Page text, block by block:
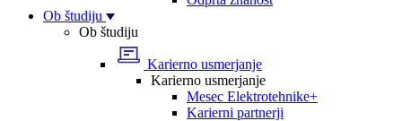
Ob študiju
Ob študiju
Karierno usmerjanje
Karierno usmerjanje
Mesec Elektrotehnike+
Karierni partnerji